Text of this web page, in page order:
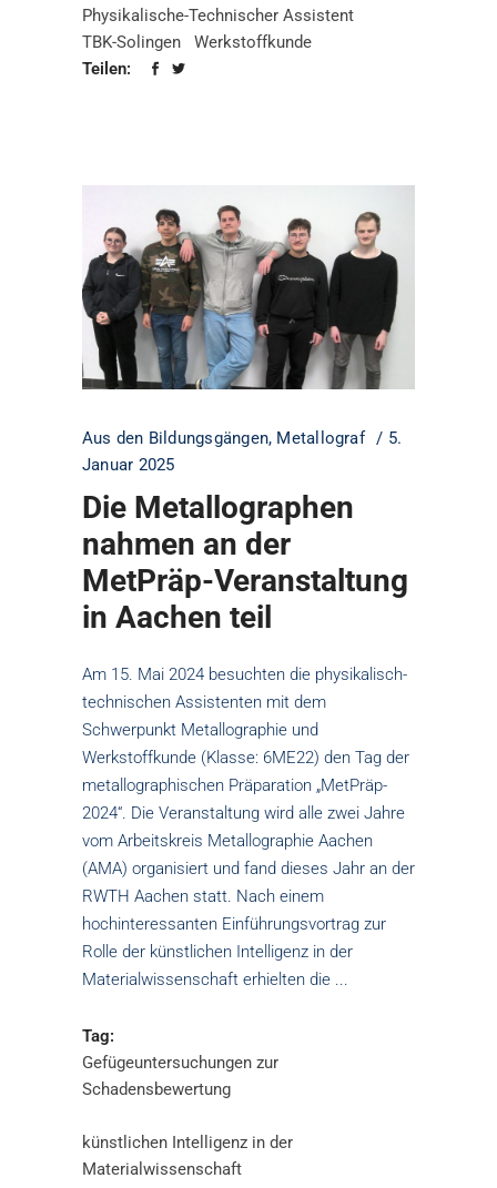
Physikalische-Technischer Assistent
TBK-Solingen
Werkstoffkunde
Teilen:
Aus den Bildungsgängen, Metallograf
5.
Januar 2025
Die Metallographen
nahmen an der
MetPräp-Veranstaltung
in Aachen teil
Am 15. Mai 2024 besuchten die physikalisch-
technischen Assistenten mit dem
Schwerpunkt Metallographie und
Werkstoffkunde (Klasse: 6ME22) den Tag der
metallographischen Präparation „MetPräp-
2024“. Die Veranstaltung wird alle zwei Jahre
vom Arbeitskreis Metallographie Aachen
(AMA) organisiert und fand dieses Jahr an der
RWTH Aachen statt. Nach einem
hochinteressanten Einführungsvortrag zur
Rolle der künstlichen Intelligenz in der
Materialwissenschaft erhielten die
Tag:
Gefügeuntersuchungen zur
Schadensbewertung
künstlichen Intelligenz in der
Materialwissenschaft